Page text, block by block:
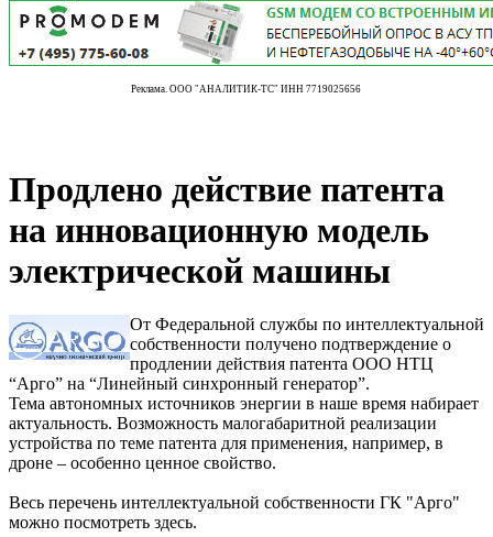
Реклама. ООО "АНАЛИТИК-ТС" ИНН 7719025656
Продлено действие патента
на инновационную модель
электрической машины
От Федеральной службы по интеллектуальной
собственности получено подтверждение о
продлении действия патента ООО НТЦ
“Арго” на “Линейный синхронный генератор”.
Тема автономных источников энергии в наше время набирает
актуальность. Возможность малогабаритной реализации
устройства по теме патента для применения, например, в
дроне – особенно ценное свойство.
Весь перечень интеллектуальной собственности ГК "Арго"
можно посмотреть здесь.